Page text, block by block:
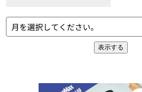
表示する